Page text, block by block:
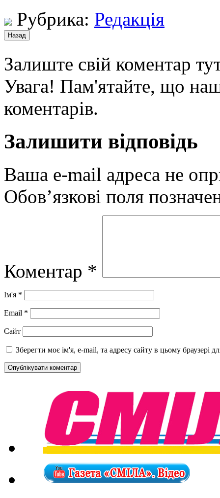
Рубрика: Редакція
Залиште свій коментар
Увага! Пам'ятайте, що
коментарів.
Залишити відповідь
Ваша e-mail адреса не
Обов’язкові поля
Коментар *
Ім'я *
Email *
Сайт
Зберегти моє ім'я, e-mail, та адресу сайту в цьому браузері